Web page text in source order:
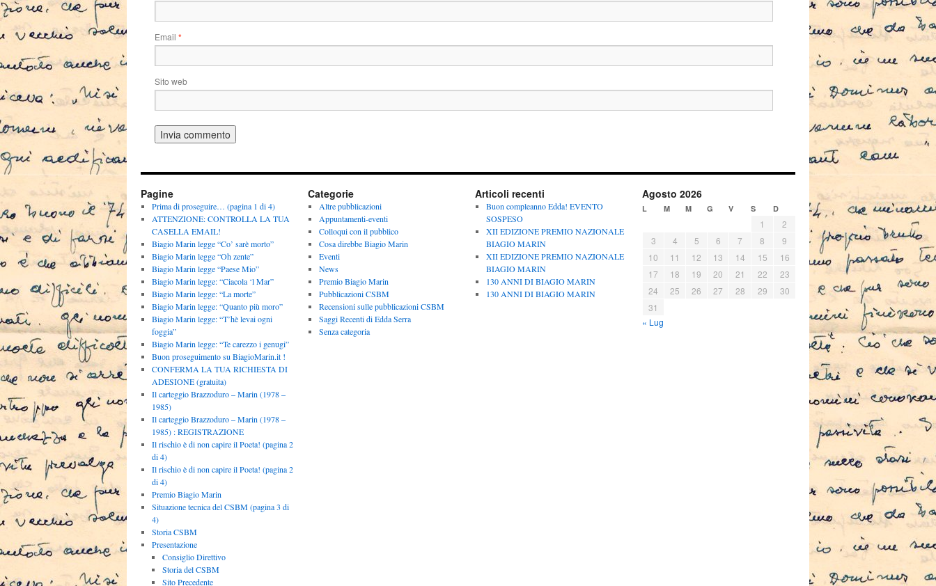
Email *
Sito web
Pagine
Prima di proseguire… (pagina 1 di 4)
ATTENZIONE: CONTROLLA LA TUA
CASELLA EMAIL!
Biagio Marin legge “Co’ sarè morto”
Biagio Marin legge “Oh zente”
Biagio Marin legge “Paese Mio”
Biagio Marin legge: “Ciacola ‘l Mar”
Biagio Marin legge: “La morte”
Biagio Marin legge: “Quanto più moro”
Biagio Marin legge: “T’hè levai ogni
foggia”
Biagio Marin legge: “Te carezzo i genugi”
Buon proseguimento su BiagioMarin.it !
CONFERMA LA TUA RICHIESTA DI
ADESIONE (gratuita)
Il carteggio Brazzoduro – Marin (1978 –
1985)
Il carteggio Brazzoduro – Marin (1978 –
1985) : REGISTRAZIONE
Il rischio è di non capire il Poeta! (pagina 2
di 4)
Il rischio è di non capire il Poeta! (pagina 2
di 4)
Premio Biagio Marin
Situazione tecnica del CSBM (pagina 3 di
4)
Storia CSBM
Presentazione
Consiglio Direttivo
Storia del CSBM
Sito Precedente
Categorie
Altre pubblicazioni
Appuntamenti-eventi
Colloqui con il pubblico
Cosa direbbe Biagio Marin
Eventi
News
Premio Biagio Marin
Pubblicazioni CSBM
Recensioni sulle pubblicazioni CSBM
Saggi Recenti di Edda Serra
Senza categoria
Articoli recenti
Buon compleanno Edda! EVENTO
SOSPESO
XII EDIZIONE PREMIO NAZIONALE
BIAGIO MARIN
XII EDIZIONE PREMIO NAZIONALE
BIAGIO MARIN
130 ANNI DI BIAGIO MARIN
130 ANNI DI BIAGIO MARIN
Agosto 2026
L M M G V S D
1
2
3
4 5 6 7 8
9
10
11 12 13 14 15
16
17
18 19 20 21 22
23
24
25 26 27 28 29
30
31
« Lug